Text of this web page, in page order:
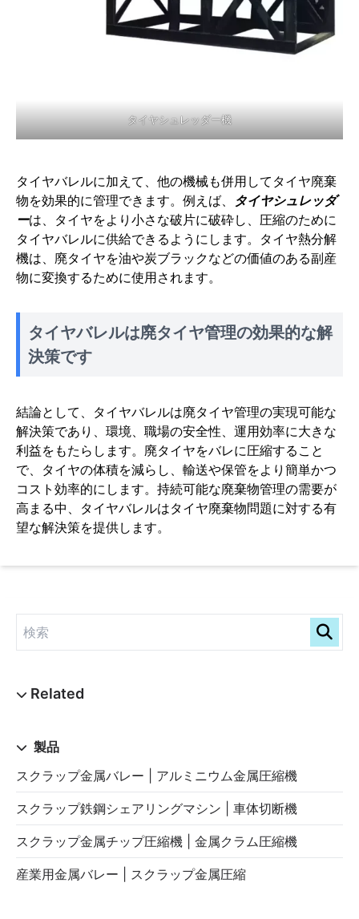
タイヤシュレッダー機
タイヤバレルに加えて、他の機械も併用してタイヤ廃棄
物を効果的に管理できます。例えば、
タイヤシュレッダ
ーは、タイヤをより小さな破片に破砕し、圧縮のために
タイヤバレルに供給できるようにします。タイヤ熱分解
機は、廃タイヤを油や炭ブラックなどの価値のある副産
物に変換するために使用されます。
タイヤバレルは廃タイヤ管理の効果的な解
決策です
結論として、タイヤバレルは廃タイヤ管理の実現可能な
解決策であり、環境、職場の安全性、運用効率に大きな
利益をもたらします。廃タイヤをバレに圧縮すること
で、タイヤの体積を減らし、輸送や保管をより簡単かつ
コスト効率的にします。持続可能な廃棄物管理の需要が
高まる中、タイヤバレルはタイヤ廃棄物問題に対する有
望な解決策を提供します。
製品
スクラップ金属バレー | アルミニウム金属圧縮機
スクラップ鉄鋼シェアリングマシン | 車体切断機
スクラップ金属チップ圧縮機 | 金属クラム圧縮機
産業用金属バレー | スクラップ金属圧縮